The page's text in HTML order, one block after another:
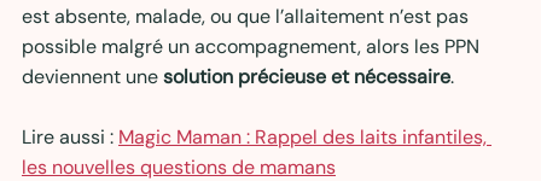
est absente, malade, ou que l’allaitement n’est pas
possible malgré un accompagnement, alors les PPN
deviennent une solution précieuse et nécessaire.
Lire aussi : Magic Maman : Rappel des laits infantiles,
les nouvelles questions de mamans